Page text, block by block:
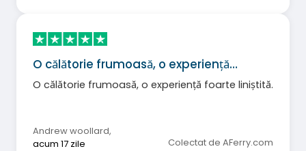
O călătorie frumoasă, o experiență…
O călătorie frumoasă, o experiență foarte liniștită.
Andrew woollard,
acum 17 zile
Colectat de AFerry.com